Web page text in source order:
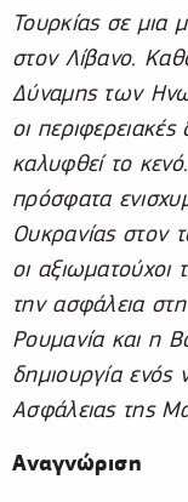
Τουρκίας σε μια
στον Λίβανο.
Δύναμης των
οι
καλυφθεί το
πρόσφατα
Ουκρανίας στον
οι αξιωματούχοι
την ασφάλεια
Ρουμανία και η
δημιουργία
Ασφάλειας της
Αναγνώριση